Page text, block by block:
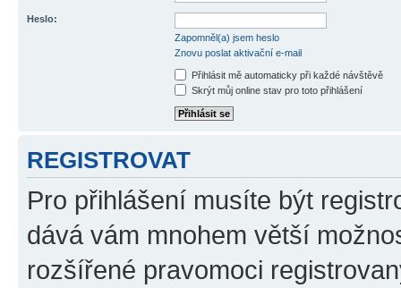
Heslo:
Zapomněl(a) jsem heslo
Znovu poslat aktivační e-mail
Přihlásit mě automaticky při každé návštěvě
Skrýt můj online stav pro toto přihlášení
REGISTROVAT
Pro přihlášení musíte být
dává vám mnohem větší
rozšířené pravomoci